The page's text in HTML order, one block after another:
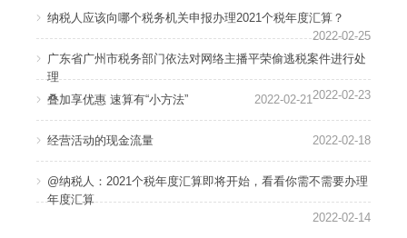
1
2
3
4
纳税人应该向哪个税务机关申报办理2021个税年度汇算？
2022-02-25
广东省广州市税务部门依法对网络主播平荣偷逃税案件进行处
理
2022-02-23
叠加享优惠 速算有“小方法” 2022-02-21
经营活动的现金流量 2022-02-18
@纳税人：2021个税年度汇算即将开始，看看你需不需要办理
年度汇算
2022-02-14